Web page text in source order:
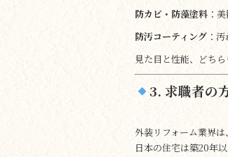
防カビ・防藻塗料 ：
防汚コーティング ：
見た目と性能、どち
3. 求職者の
外装リフォーム業界は
日本の住宅は築20年以